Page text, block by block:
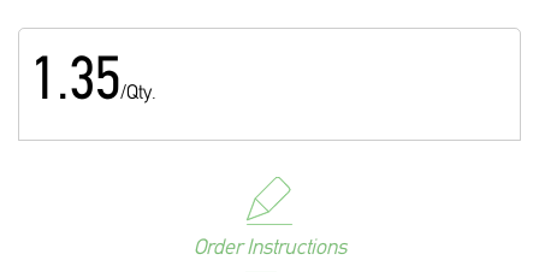
1.35/Qty.
Order Instructions